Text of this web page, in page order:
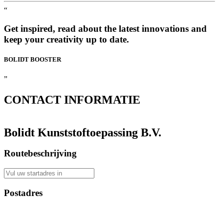
“
Get inspired, read about the latest innovations and
keep your creativity up to date.
BOLIDT BOOSTER
”
CONTACT INFORMATIE
Bolidt Kunststoftoepassing B.V.
Routebeschrijving
Postadres